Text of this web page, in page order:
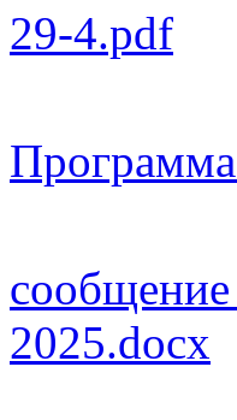
29-4.pdf
сообщение
2025.docx